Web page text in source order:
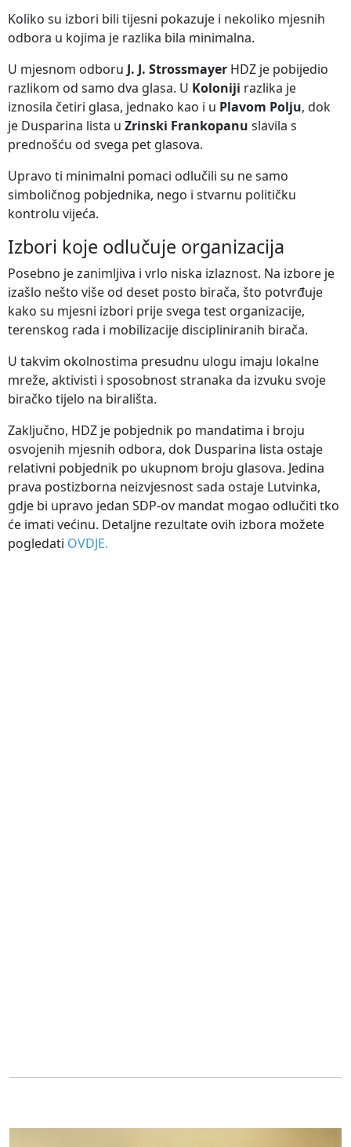
Koliko su izbori bili tijesni pokazuje i nekoliko mjesnih
odbora u kojima je razlika bila minimalna.
U mjesnom odboru J. J. Strossmayer HDZ je pobijedio
razlikom od samo dva glasa. U Koloniji razlika je
iznosila četiri glasa, jednako kao i u Plavom Polju, dok
je Dusparina lista u Zrinski Frankopanu slavila s
prednošću od svega pet glasova.
Upravo ti minimalni pomaci odlučili su ne samo
simboličnog pobjednika, nego i stvarnu političku
kontrolu vijeća.
Izbori koje odlučuje organizacija
Posebno je zanimljiva i vrlo niska izlaznost. Na izbore je
izašlo nešto više od deset posto birača, što potvrđuje
kako su mjesni izbori prije svega test organizacije,
terenskog rada i mobilizacije discipliniranih birača.
U takvim okolnostima presudnu ulogu imaju lokalne
mreže, aktivisti i sposobnost stranaka da izvuku svoje
biračko tijelo na birališta.
Zaključno, HDZ je pobjednik po mandatima i broju
osvojenih mjesnih odbora, dok Dusparina lista ostaje
relativni pobjednik po ukupnom broju glasova. Jedina
prava postizborna neizvjesnost sada ostaje Lutvinka,
gdje bi upravo jedan SDP-ov mandat mogao odlučiti tko
će imati većinu. Detaljne rezultate ovih izbora možete
pogledati OVDJE.